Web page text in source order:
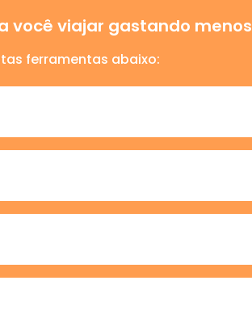
você viajar gastando menos
ferramentas abaixo: